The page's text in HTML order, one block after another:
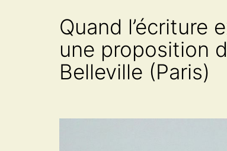
Quand l’écriture
une proposition
Belleville (Paris)